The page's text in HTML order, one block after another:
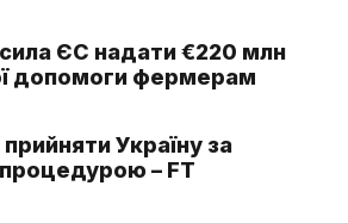
ЄС надати €220 млн
допомоги фермерам
Україну за
– FT